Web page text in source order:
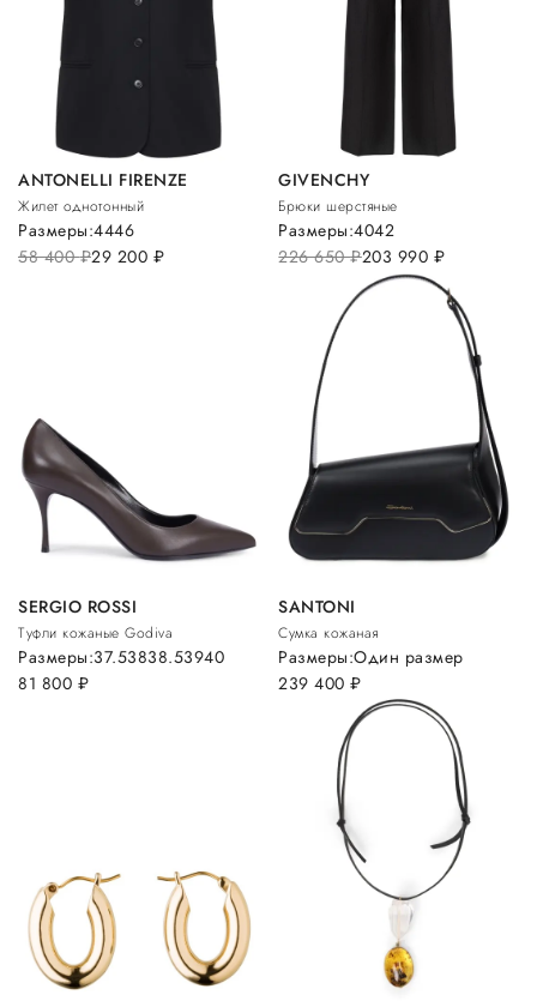
ANTONELLI FIRENZE
Жилет однотонный
58 400руб.29 200 руб.
Размеры:4446
GIVENCHY
Брюки шерстяные
226 650руб.203 990 руб.
Размеры:4042
SERGIO ROSSI
Туфли кожаные Godiva
81 800 руб.
Размеры:37.53838.53940
SANTONI
Сумка кожаная
239 400руб.
Размеры:Один размер